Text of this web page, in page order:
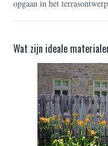
opgaan in het
Wat zijn ideale